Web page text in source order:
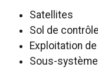
Satellites
Sol de
Exploitation
Sous-